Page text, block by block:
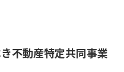
不動産特定共同事業